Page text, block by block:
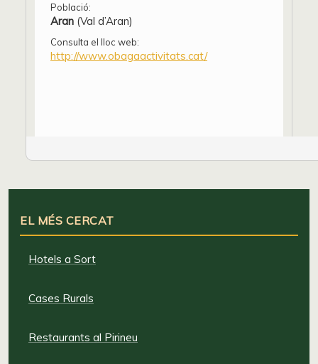
Població:
Aran (Val d’Aran)
Consulta el lloc web:
http://www.obagaactivitats.cat/
EL MÉS CERCAT
Hotels a Sort
Cases Rurals
Restaurants al Pirineu